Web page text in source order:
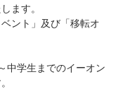
ます。
ント」及び「移転オ
中学生までのイーオン